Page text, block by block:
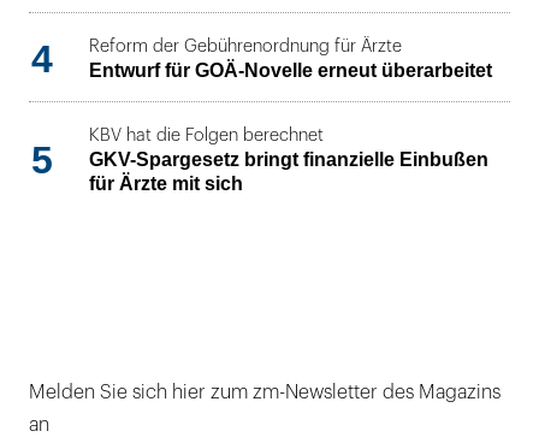
4 Reform der Gebührenordnung für Ärzte
Entwurf für GOÄ-Novelle erneut überarbeitet
5
KBV hat die Folgen berechnet
GKV-Spargesetz bringt finanzielle Einbußen
für Ärzte mit sich
Melden Sie sich hier zum zm-Newsletter des Magazins
an